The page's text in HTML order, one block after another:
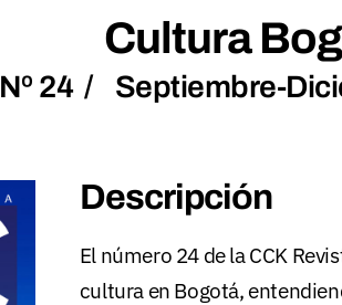
Cultura
Nº 24 / Septiembre-
Descripción
El número 24 de la CCK
cultura en Bogotá,